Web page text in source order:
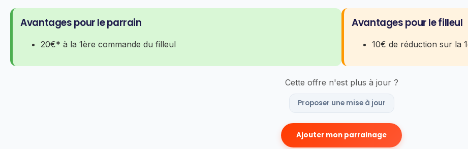
Avantages pour le parrain
20€* à la 1ère commande du filleul
Avantages pour le filleul
10€ de réduction sur la
Cette offre n'est plus à jour ?
Proposer une mise à jour
Ajouter mon parrainage